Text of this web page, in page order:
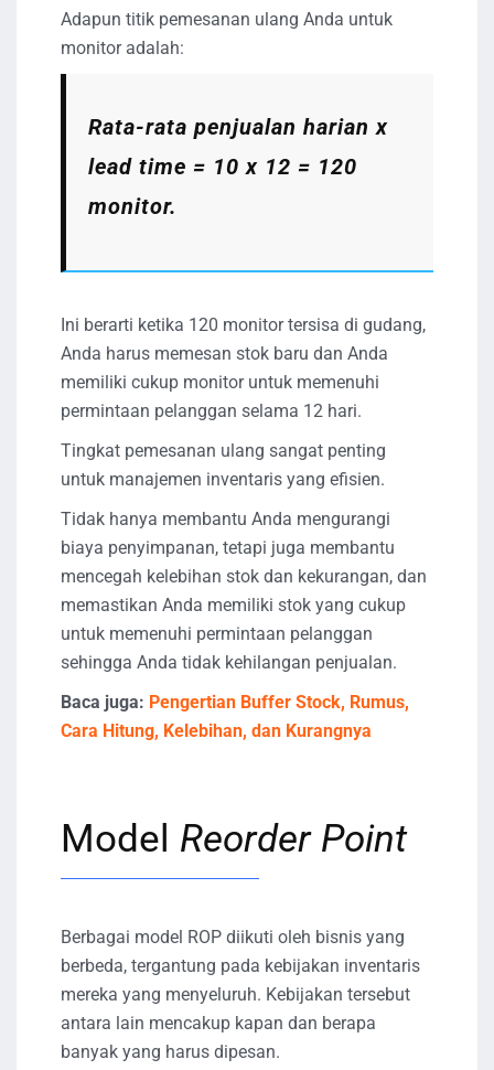
Adapun titik pemesanan ulang Anda untuk
monitor adalah:
Rata-rata penjualan harian x
lead time = 10 x 12 = 120
monitor.
Ini berarti ketika 120 monitor tersisa di gudang,
Anda harus memesan stok baru dan Anda
memiliki cukup monitor untuk memenuhi
permintaan pelanggan selama 12 hari.
Tingkat pemesanan ulang sangat penting
untuk manajemen inventaris yang efisien.
Tidak hanya membantu Anda mengurangi
biaya penyimpanan, tetapi juga membantu
mencegah kelebihan stok dan kekurangan, dan
memastikan Anda memiliki stok yang cukup
untuk memenuhi permintaan pelanggan
sehingga Anda tidak kehilangan penjualan.
Baca juga: Pengertian Buffer Stock, Rumus,
Cara Hitung, Kelebihan, dan Kurangnya
Model Reorder Point
Berbagai model ROP diikuti oleh bisnis yang
berbeda, tergantung pada kebijakan inventaris
mereka yang menyeluruh. Kebijakan tersebut
antara lain mencakup kapan dan berapa
banyak yang harus dipesan.